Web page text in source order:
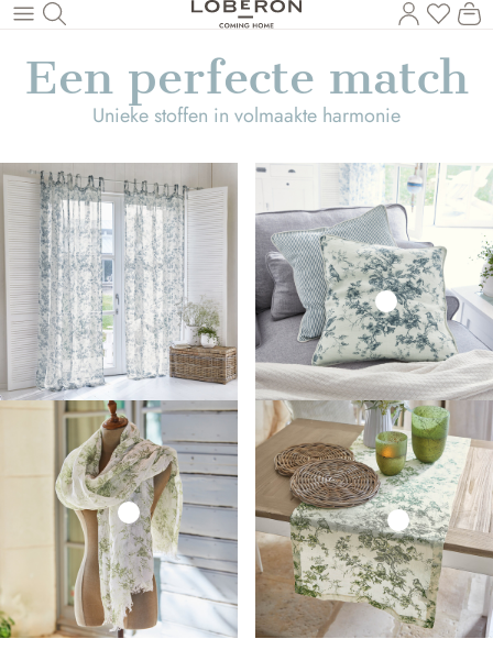
Naar de hoofdinhoud
U
Een perfecte match
Unieke stoffen in volmaakte harmonie